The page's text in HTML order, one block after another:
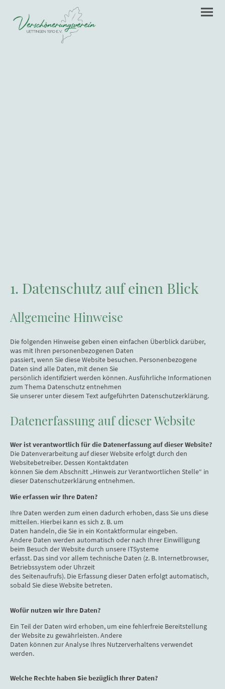
1. Datenschutz auf einen Blick
Allgemeine Hinweise
Die folgenden Hinweise geben einen einfachen Überblick darüber,
was mit Ihren personenbezogenen Daten
passiert, wenn Sie diese Website besuchen. Personenbezogene
Daten sind alle Daten, mit denen Sie
persönlich identifiziert werden können. Ausführliche Informationen
zum Thema Datenschutz entnehmen
Sie unserer unter diesem Text aufgeführten Datenschutzerklärung.
Datenerfassung auf dieser Website
Wer ist verantwortlich für die Datenerfassung auf dieser Website?
Die Datenverarbeitung auf dieser Website erfolgt durch den
Websitebetreiber. Dessen Kontaktdaten
können Sie dem Abschnitt „Hinweis zur Verantwortlichen Stelle“ in
dieser Datenschutzerklärung entnehmen.
Wie erfassen wir Ihre Daten?
Ihre Daten werden zum einen dadurch erhoben, dass Sie uns diese
mitteilen. Hierbei kann es sich z. B. um
Daten handeln, die Sie in ein Kontaktformular eingeben.
Andere Daten werden automatisch oder nach Ihrer Einwilligung
beim Besuch der Website durch unsere ITSysteme
erfasst. Das sind vor allem technische Daten (z. B. Internetbrowser,
Betriebssystem oder Uhrzeit
des Seitenaufrufs). Die Erfassung dieser Daten erfolgt automatisch,
sobald Sie diese Website betreten.
Wofür nutzen wir Ihre Daten?
Ein Teil der Daten wird erhoben, um eine fehlerfreie Bereitstellung
der Website zu gewährleisten. Andere
Daten können zur Analyse Ihres Nutzerverhaltens verwendet
werden.
Welche Rechte haben Sie bezüglich Ihrer Daten?